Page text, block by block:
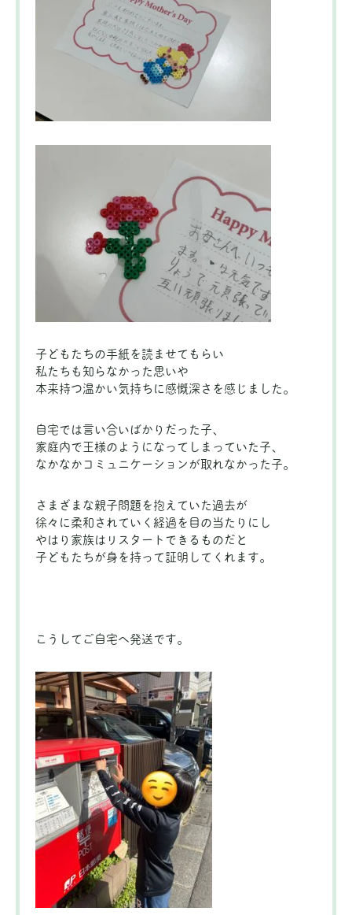
子どもたちの手紙を読ませてもらい
私たちも知らなかった思いや
本来持つ温かい気持ちに感慨深さを感じました。
自宅では言い合いばかりだった子、
家庭内で王様のようになってしまっていた子、
なかなかコミュニケーションが取れなかった子。
さまざまな親子問題を抱えていた過去が
徐々に柔和されていく経過を目の当たりにし
やはり家族はリスタートできるものだと
子どもたちが身を持って証明してくれます。
こうしてご自宅へ発送です。